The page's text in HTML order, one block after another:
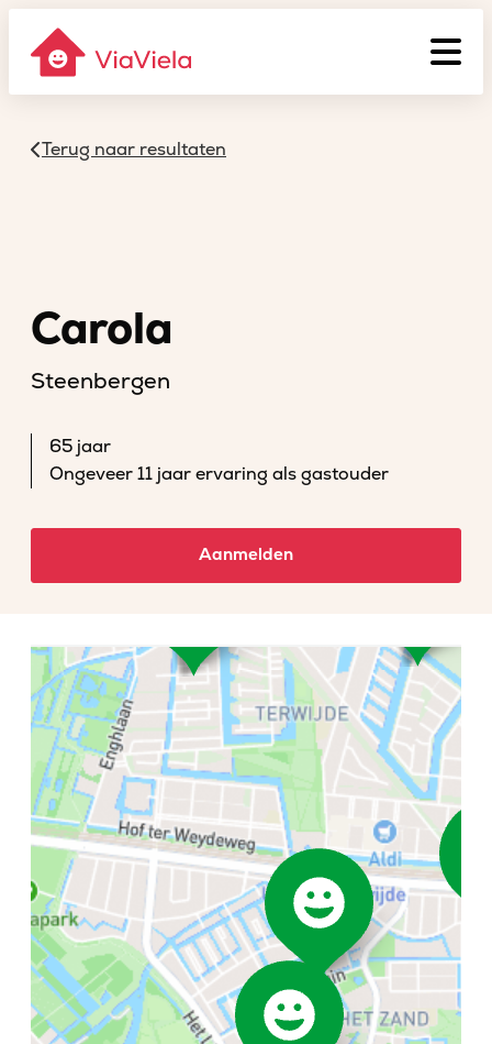
Terug naar resultaten
Carola
Steenbergen
65 jaar
Ongeveer 11 jaar ervaring als gastouder
Aanmelden